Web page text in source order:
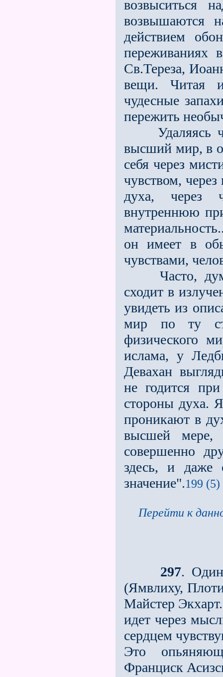
возвыситься
возвышаются
действием
переживаниях
Св.Тереза,
вещи. Читая
чудесные
пережить
Удаляясь
высший мир, в
себя через
чувством,
духа, через
внутреннюю
он имеет в
чувствами,
Часто,
сходит в
увидеть из
мир по ту
физического
ислама, у
Девахан
не годится
стороны духа.
проникают в
высшей мере,
совершенно
здесь, и даже
значение".199 (5)
Перейти к
297. Один
(Ямвлиху,
Майстер
идет через
сердцем
Это
Франциск